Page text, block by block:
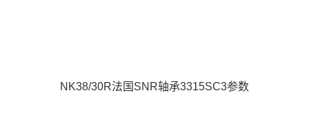
NK38/30R法国SNR轴承3315SC3参数